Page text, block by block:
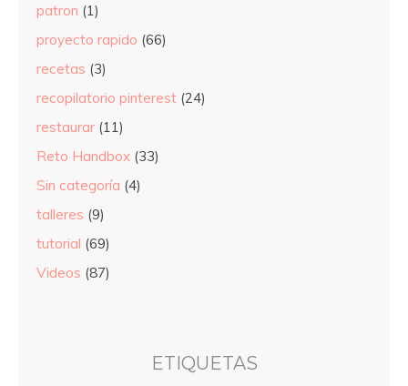
patron (1)
proyecto rapido (66)
recetas (3)
recopilatorio pinterest (24)
restaurar (11)
Reto Handbox (33)
Sin categoría (4)
talleres (9)
tutorial (69)
Videos (87)
ETIQUETAS